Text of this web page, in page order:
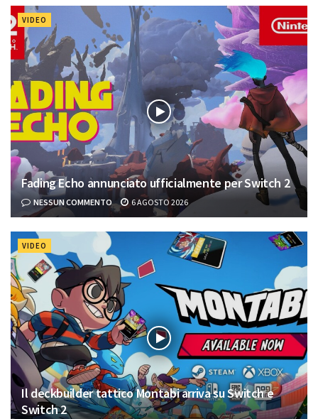
VIDEO
Fading Echo annunciato ufficialmente per Switch 2
NESSUN COMMENTO 6 AGOSTO 2026
VIDEO
Il deckbuilder tattico Montabi arriva su Switch e
Switch 2